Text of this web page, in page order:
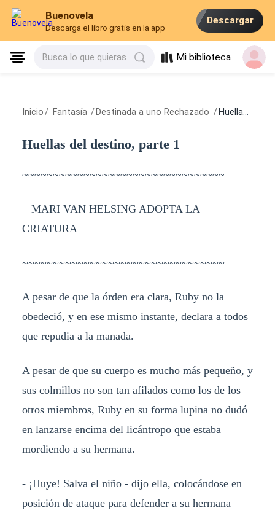
Buenovela
Descarga el libro gratis en la app
Descargar
Busca lo que quieras Mi biblioteca
Inicio / Fantasía / Destinada a uno Rechazado / Huellas del destino, parte 1
Huellas del destino, parte 1
~~~~~~~~~~~~~~~~~~~~~~~~~~~~~~~~~
MARI VAN HELSING ADOPTA LA
CRIATURA
~~~~~~~~~~~~~~~~~~~~~~~~~~~~~~~~~
A pesar de que la órden era clara, Ruby no la
obedeció, y en ese mismo instante, declara a todos
que repudia a la manada.
A pesar de que su cuerpo es mucho más pequeño, y
sus colmillos no son tan afilados como los de los
otros miembros, Ruby en su forma lupina no dudó
en lanzarse encima del licántropo que estaba
mordiendo a su hermana.
- ¡Huye! Salva el niño - dijo ella, colocándose en
posición de ataque para defender a su hermana